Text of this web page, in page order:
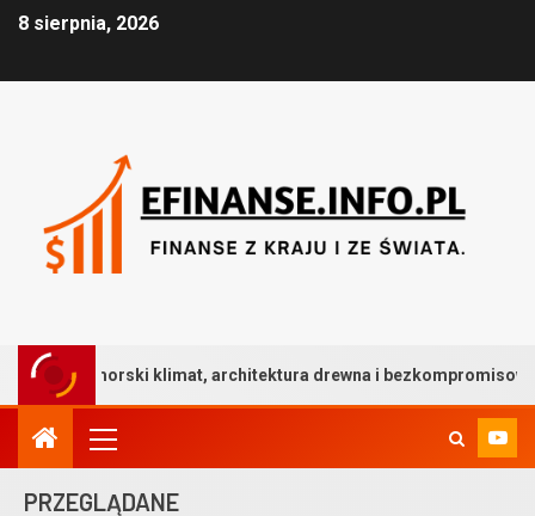
8 sierpnia, 2026
architektura drewna i bezkompromisowa trwałość gresu
PRZEGLĄDANE